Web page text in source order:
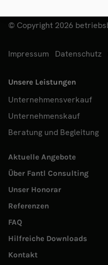
© Copyright 2026
Impressum Datenschutz
Unsere Leistungen
Unternehmensverkauf
Unternehmenskauf
Beratung und Begleitung
Aktuelle Angebote
Über Fantl Consulting
Unser Honorar
Referenzen
FAQ
Hilfreiche Downloads
Kontakt